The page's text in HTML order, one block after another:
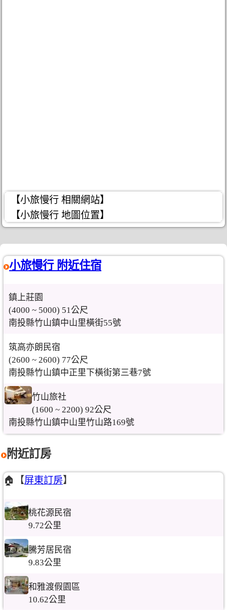
【小旅慢行 相關網站】
【小旅慢行 地圖位置】
小旅慢行 附近住宿
鎮上莊園
(4000 ~ 5000) 51公尺
南投縣竹山鎮中山里橫街55號
筑高亦朗民宿
(2600 ~ 2600) 77公尺
南投縣竹山鎮中正里下橫街第三巷7號
竹山旅社
(1600 ~ 2200) 92公尺
南投縣竹山鎮中山里竹山路169號
附近訂房
🏠【屏東訂房】
桃花源民宿
9.72公里
騰芳居民宿
9.83公里
和雅渡假園區
10.62公里